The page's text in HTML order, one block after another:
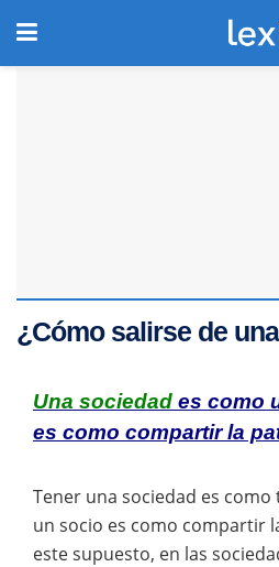
¿Cómo salirse de
Una sociedad es como
es como compartir la
Tener una sociedad es
un socio es como compartir
este supuesto, en las